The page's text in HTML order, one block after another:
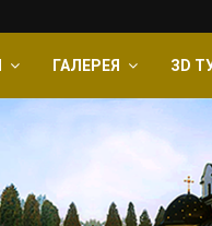
ГАЛЕРЕЯ ЗD